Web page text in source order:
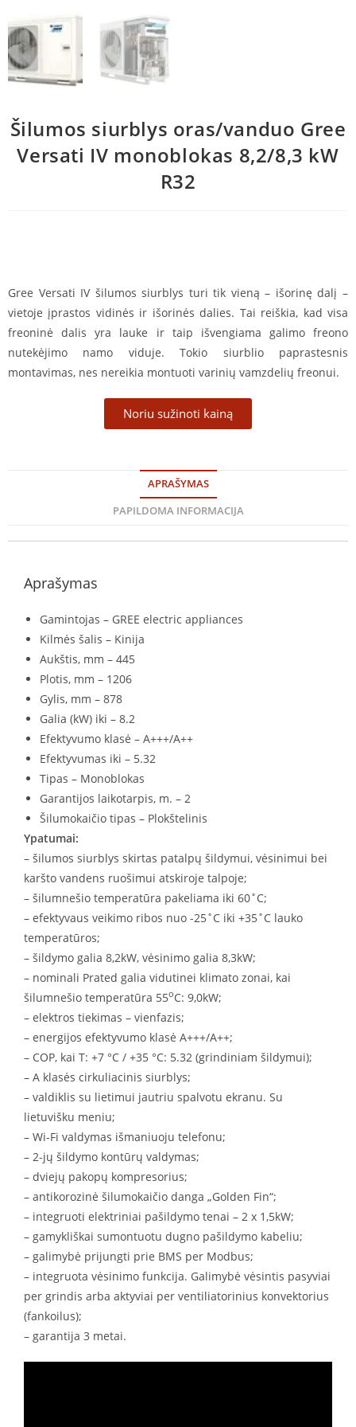
Šilumos siurblys oras/vanduo Gree
Versati IV monoblokas 8,2/8,3 kW
R32
Gree Versati IV šilumos siurblys turi tik vieną – išorinę dalį –
vietoje įprastos vidinės ir išorinės dalies. Tai reiškia, kad visa
freoninė dalis yra lauke ir taip išvengiama galimo freono
nutekėjimo namo viduje. Tokio siurblio paprastesnis
montavimas, nes nereikia montuoti varinių vamzdelių freonui.
Noriu sužinoti kainą
APRAŠYMAS
PAPILDOMA INFORMACIJA
Aprašymas
Gamintojas – GREE electric appliances
Kilmės šalis – Kinija
Aukštis, mm – 445
Plotis, mm – 1206
Gylis, mm – 878
Galia (kW) iki – 8.2
Efektyvumo klasė – A+++/A++
Efektyvumas iki – 5.32
Tipas – Monoblokas
Garantijos laikotarpis, m. – 2
Šilumokaičio tipas – Plokštelinis
Ypatumai:
– šilumos siurblys skirtas patalpų šildymui, vėsinimui bei
karšto vandens ruošimui atskiroje talpoje;
– šilumnešio temperatūra pakeliama iki 60˚C;
– efektyvaus veikimo ribos nuo -25˚C iki +35˚C lauko
temperatūros;
– šildymo galia 8,2kW, vėsinimo galia 8,3kW;
– nominali Prated galia vidutinei klimato zonai, kai
šilumnešio temperatūra 55oC: 9,0kW;
– elektros tiekimas – vienfazis;
– energijos efektyvumo klasė A+++/A++;
– COP, kai T: +7 °C / +35 °C: 5.32 (grindiniam šildymui);
– A klasės cirkuliacinis siurblys;
– valdiklis su lietimui jautriu spalvotu ekranu. Su
lietuvišku meniu;
– Wi-Fi valdymas išmaniuoju telefonu;
– 2-jų šildymo kontūrų valdymas;
– dviejų pakopų kompresorius;
– antikorozinė šilumokaičio danga „Golden Fin“;
– integruoti elektriniai pašildymo tenai – 2 x 1,5kW;
– gamykliškai sumontuotu dugno pašildymo kabeliu;
– galimybė prijungti prie BMS per Modbus;
– integruota vėsinimo funkcija. Galimybė vėsintis pasyviai
per grindis arba aktyviai per ventiliatorinius konvektorius
(fankoilus);
– garantija 3 metai.